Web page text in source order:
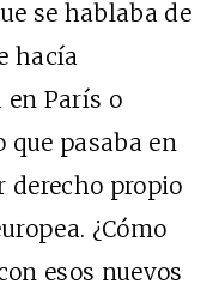
se hablaba de
hacía
en París o
que pasaba en
derecho propio
¿Cómo
esos nuevos